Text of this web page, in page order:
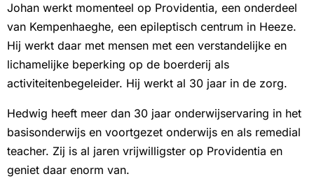
Johan werkt momenteel op Providentia, een onderdeel
van Kempenhaeghe, een epileptisch centrum in Heeze.
Hij werkt daar met mensen met een verstandelijke en
lichamelijke beperking op de boerderij als
activiteitenbegeleider. Hij werkt al 30 jaar in de zorg.
Hedwig heeft meer dan 30 jaar onderwijservaring in het
basisonderwijs en voortgezet onderwijs en als remedial
teacher. Zij is al jaren vrijwilligster op Providentia en
geniet daar enorm van.